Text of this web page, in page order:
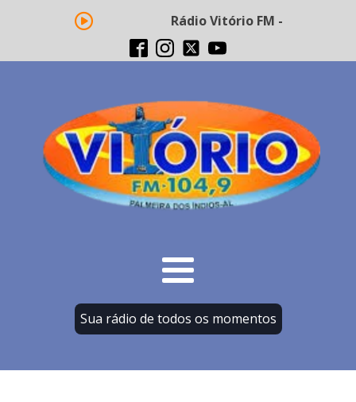
Rádio Vitório FM -
Sua rádio de todos os momentos